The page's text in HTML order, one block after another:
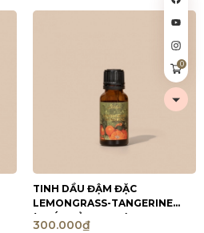
TINH DẦU ĐẬM ĐẶC
LEMONGRASS-TANGERINE
(QUÝT-SẢ CHANH)
300.000₫
0